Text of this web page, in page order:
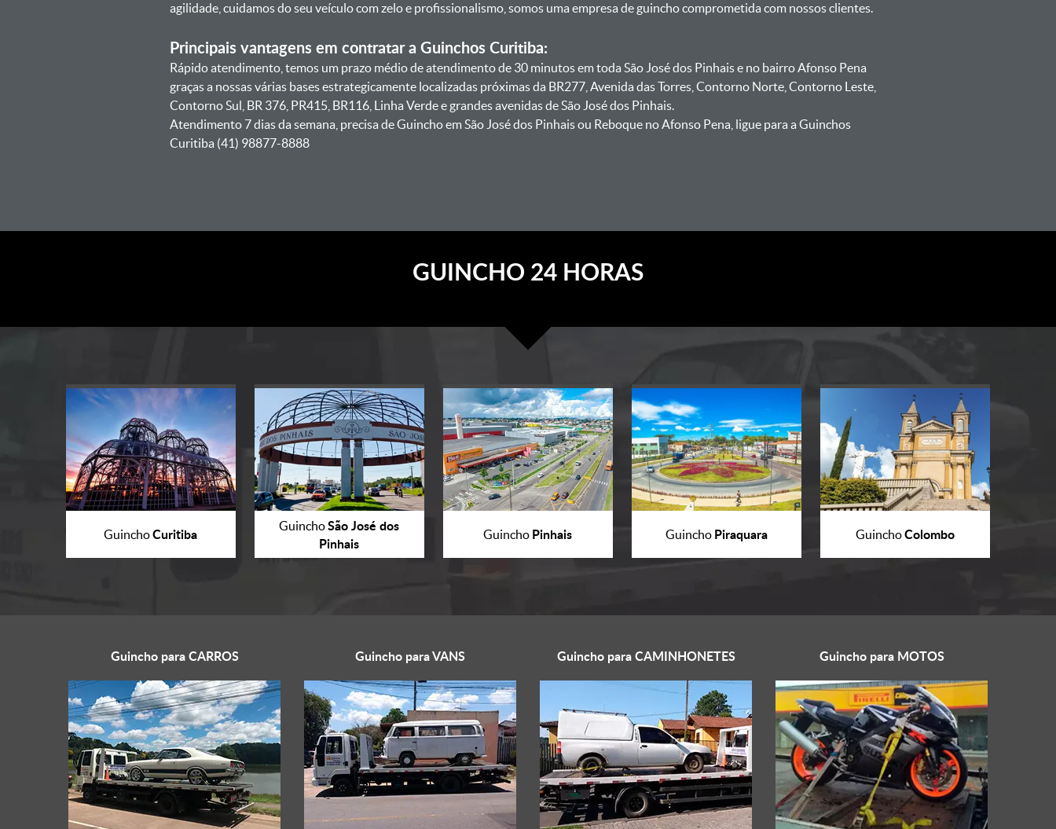
agilidade, cuidamos do seu veículo com zelo e profissionalismo, somos uma empresa de guincho comprometida com nossos clientes.
Principais vantagens em contratar a Guinchos Curitiba:
Rápido atendimento, temos um prazo médio de atendimento de 30 minutos em toda São José dos Pinhais e no bairro Afonso Pena
graças a nossas várias bases estrategicamente localizadas próximas da BR277, Avenida das Torres, Contorno Norte, Contorno Leste,
Contorno Sul, BR 376, PR415, BR116, Linha Verde e grandes avenidas de São José dos Pinhais.
Atendimento 7 dias da semana, precisa de Guincho em São José dos Pinhais ou Reboque no Afonso Pena, ligue para a Guinchos
Curitiba (41) 98877-8888
GUINCHO 24 HORAS
GuinchoCuritiba GuinchoSão José dos
Pinhais
Guincho Pinhais Guincho Piraquara GuinchoColombo
Guincho paraCARROS Guincho paraVANS Guincho paraCAMINHONETES Guincho para MOTOS